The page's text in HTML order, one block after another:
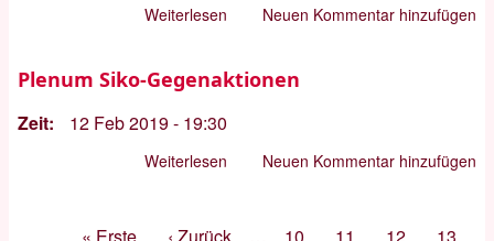
Weiterlesen
1.2.2019
Vertrag
Neuen Kommentar hinzufügen
Plenum Siko-Gegenaktionen
Zeit 12 Feb 2019 - 19:30
Weiterlesen Neuen Kommentar hinzufügen